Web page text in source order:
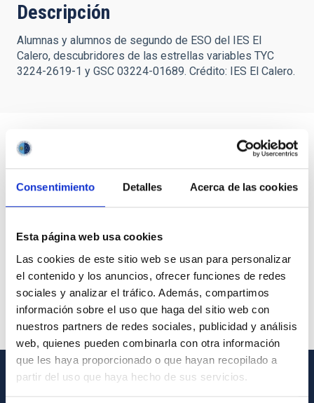
Consentimiento Detalles Acerca de las cookies
Esta página web usa cookies
Las cookies de este sitio web se usan para personalizar
el contenido y los anuncios, ofrecer funciones de redes
sociales y analizar el tráfico. Además, compartimos
información sobre el uso que haga del sitio web con
nuestros partners de redes sociales, publicidad y análisis
web, quienes pueden combinarla con otra información
que les haya proporcionado o que hayan recopilado a
partir del uso que haya hecho de sus servicios.
Descripción
Alumnas y alumnos de segundo de ESO del IES El
Calero, descubridores de las estrellas variables TYC
3224-2619-1 y GSC 03224-01689. Crédito: IES El Calero.